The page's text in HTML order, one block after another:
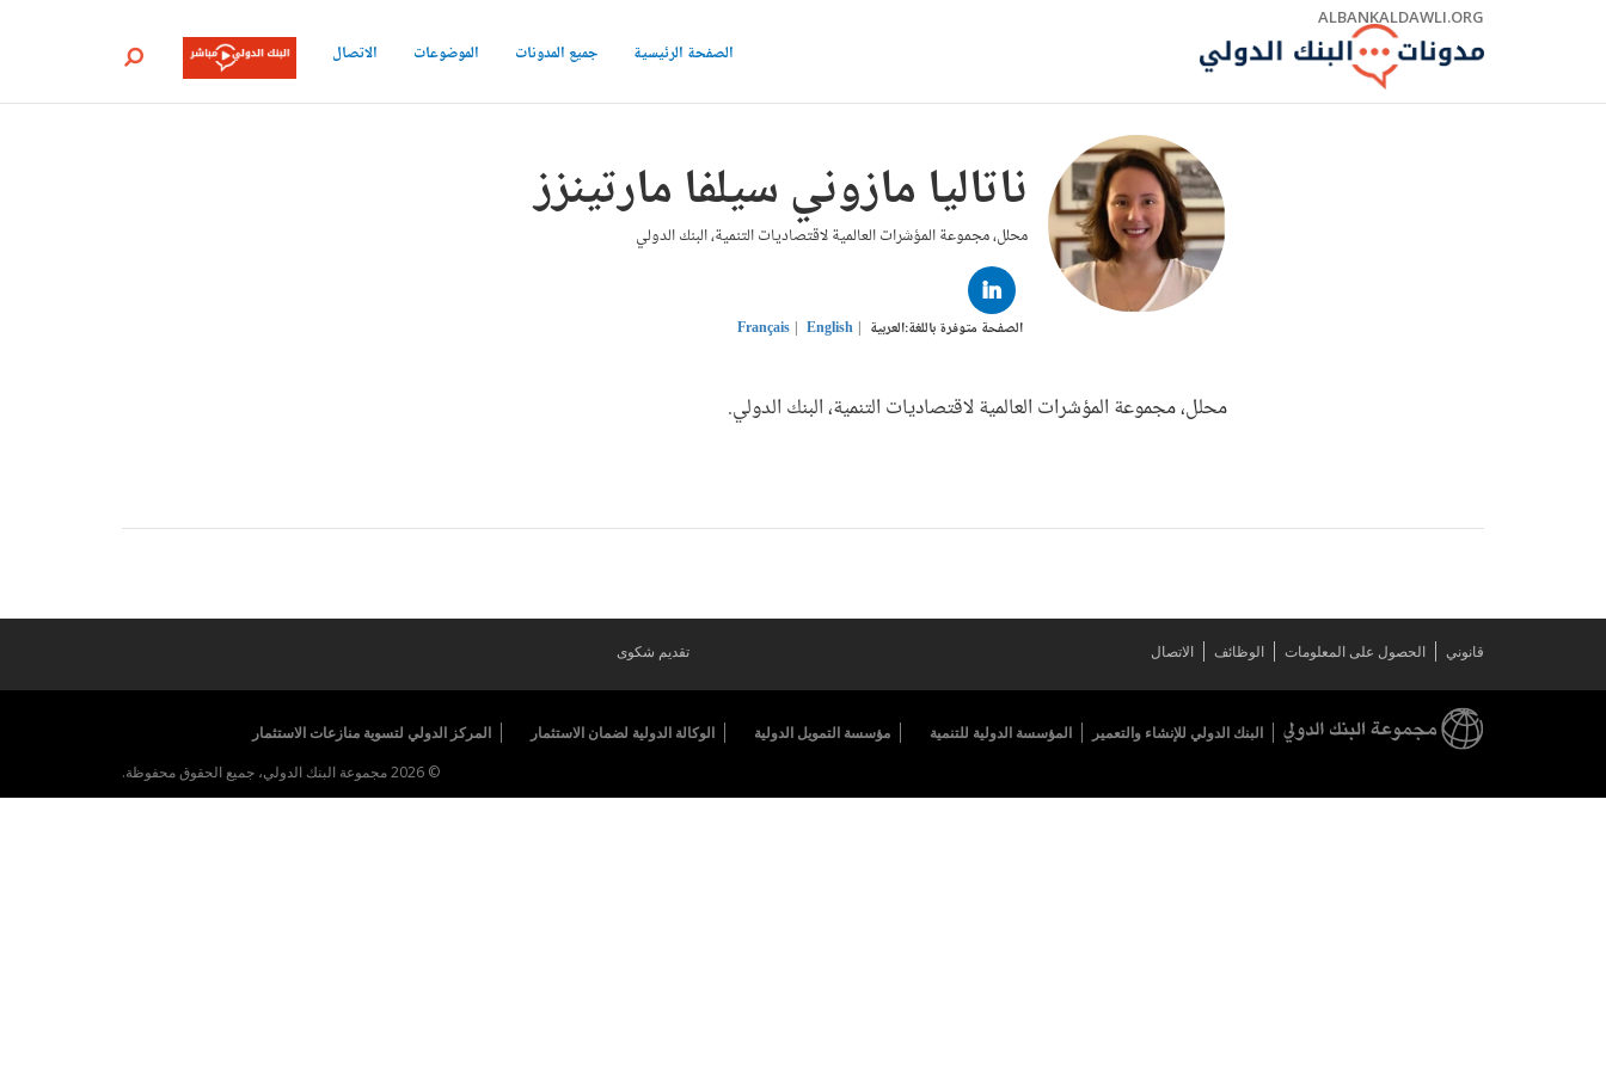
ALBANKALDAWLI.ORG
الصفحة الرئيسية جميع المدونات الموضوعات الاتصال بحث
ناتاليا مازوني سيلفا مارتينزز
محلل، مجموعة المؤشرات العالمية لاقتصاديات التنمية، البنك الدولي
LINKED
IN
الصفحة متوفرة باللغة:العربية English
Français
محلل، مجموعة المؤشرات العالمية لاقتصاديات التنمية، البنك الدولي.
قانوني الحصول على المعلومات الوظائف الاتصال تقديم شكوى
البنك الدولي للإنشاء والتعمير المؤسسة الدولية للتنمية مؤسسة التمويل الدولية الوكالة الدولية لضمان الاستثمار
المركز الدولي لتسوية منازعات الاستثمار
© 2026 مجموعة البنك الدولي، جميع الحقوق محفوظة.